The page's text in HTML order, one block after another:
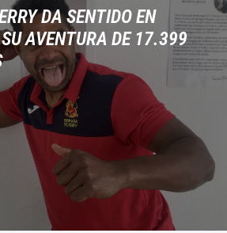
DA SENTIDO EN
AVENTURA DE 17.399